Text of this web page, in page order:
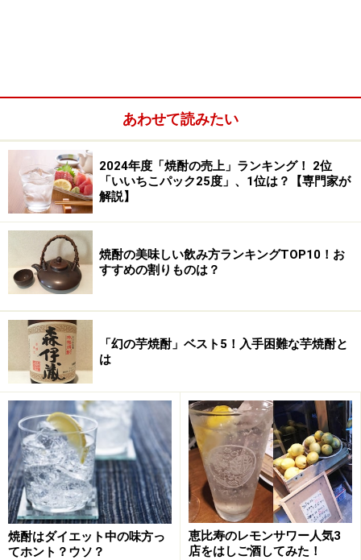
で、「乙類焼酎」はどうかというと、アルコールの種類
は日本酒と同じだが、日本酒よりアミノ酸や糖質、脂質
が少ないので、やはり分解に時間がかからず、ひいては
悪酔いしない、のだと。もちろん飲み過ぎはよくない、
のだと。
なに？ この説明、ますます日本酒、イメージ悪いじゃ
ん。
いろんなアルコールや旨み成分があるところが日本酒の
魅力なんじゃんか。
どうもしっくりこないまま、番組は続く。。。⇒
※記事内容は執筆時点のものです。最新の内容をご確認くださ
い。
※メニューや料金などのデータは、取材時または記事公開時点で
の内容です。
次のページへ
あわせて読みたい
2024年度「焼酎の売上」ランキング！ 2位
「いいちこパック25度」、1位は？【専門家が
解説】
焼酎の美味しい飲み方ランキングTOP10！お
すすめの割りものは？
「幻の芋焼酎」ベスト5！入手困難な芋焼酎と
は
焼酎はダイエット中の味方っ
てホント？ウソ？
恵比寿のレモンサワー人気3
店をはしご酒してみた！